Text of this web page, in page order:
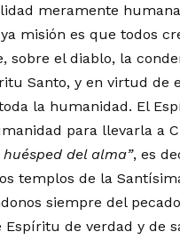
meramente
misión es que todos
el diablo, la
Santo, y en virtud
la humanidad. El
para llevarla a
huésped del alma”, es
templos de la
siempre del
de verdad y de